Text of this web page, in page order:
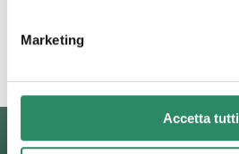
Marketing
Accetta tutti